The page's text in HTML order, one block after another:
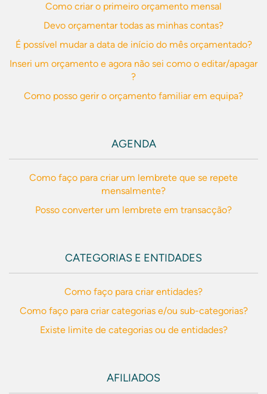
Como criar o primeiro orçamento mensal
Devo orçamentar todas as minhas contas?
É possível mudar a data de início do mês orçamentado?
Inseri um orçamento e agora não sei como o editar/apagar
?
Como posso gerir o orçamento familiar em equipa?
AGENDA
Como faço para criar um lembrete que se repete
mensalmente?
Posso converter um lembrete em transacção?
CATEGORIAS E ENTIDADES
Como faço para criar entidades?
Como faço para criar categorias e/ou sub-categorias?
Existe limite de categorias ou de entidades?
AFILIADOS